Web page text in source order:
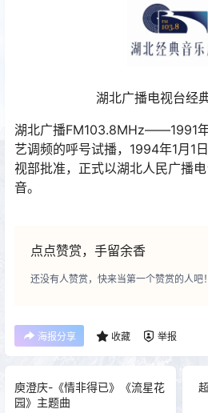
湖北广播电视台经
湖北广播FM103.8MHz——1991
艺调频的呼号试播，1994年1月1
视部批准，正式以湖北人民广播
音。
点点赞赏，手留余香
还没有人赞赏，快来当第一个赞赏的人吧！
海报分享 收藏 举报
庾澄庆-《情非得已》《流星花
园》主题曲